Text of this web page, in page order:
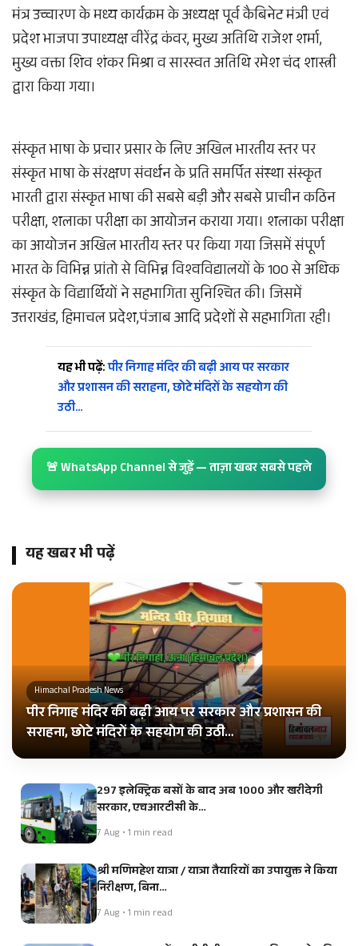
मंत्र उच्चारण के मध्य कार्यक्रम के अध्यक्ष पूर्व कैबिनेट मंत्री एवं
प्रदेश भाजपा उपाध्यक्ष वीरेंद्र कंवर, मुख्य अतिथि राजेश शर्मा,
मुख्य वक्ता शिव शंकर मिश्रा व सारस्वत अतिथि रमेश चंद शास्त्री
द्वारा किया गया।
संस्कृत भाषा के प्रचार प्रसार के लिए अखिल भारतीय स्तर पर
संस्कृत भाषा के संरक्षण संवर्धन के प्रति समर्पित संस्था संस्कृत
भारती द्वारा संस्कृत भाषा की सबसे बड़ी और सबसे प्राचीन कठिन
परीक्षा, शलाका परीक्षा का आयोजन कराया गया। शलाका परीक्षा
का आयोजन अखिल भारतीय स्तर पर किया गया जिसमें संपूर्ण
भारत के विभिन्न प्रांतो से विभिन्न विश्वविद्यालयों के 100 से अधिक
संस्कृत के विद्यार्थियों ने सहभागिता सुनिश्चित की। जिसमें
उत्तराखंड, हिमाचल प्रदेश,पंजाब आदि प्रदेशों से सहभागिता रही।
यह भी पढ़ें:पीर निगाह मंदिर की बढ़ी आय पर सरकार
और प्रशासन की सराहना, छोटे मंदिरों के सहयोग की
उठी…
🚨 WhatsApp Channel से जुड़ें — ताज़ा खबर सबसे पहले
यह खबर भी पढ़ें
Himachal Pradesh News
पीर निगाह मंदिर की बढ़ी आय पर सरकार और प्रशासन की
सराहना, छोटे मंदिरों के सहयोग की उठी…
297 इलेक्ट्रिक बसों के बाद अब 1000 और खरीदेगी
सरकार, एचआरटीसी के…
7 Aug • 1 min read
श्री मणिमहेश यात्रा / यात्रा तैयारियों का उपायुक्त ने किया
निरीक्षण, बिना…
7 Aug • 1 min read